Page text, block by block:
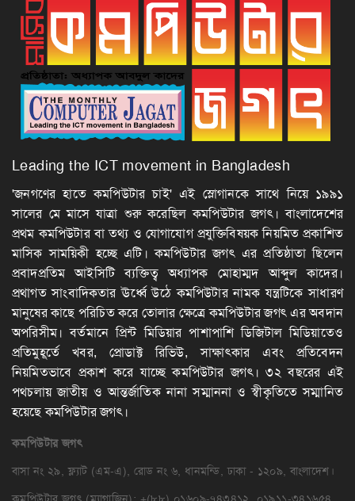
Leading the ICT movement in Bangladesh
'জনগণের হাতে কমপিউটার চাই' এই স্লোগানকে সাথে নিয়ে ১৯৯১
সালের মে মাসে যাত্রা শুরু করেছিল কমপিউটার জগৎ। বাংলাদেশের
প্রথম কমপিউটার বা তথ্য ও যোগাযোগ প্রযুক্তিবিষয়ক নিয়মিত প্রকাশিত
মাসিক সাময়িকী হচ্ছে এটি। কমপিউটার জগৎ এর প্রতিষ্ঠাতা ছিলেন
প্রবাদপ্রতিম আইসিটি ব্যক্তিত্ব অধ্যাপক মোহাম্মদ আব্দুল কাদের।
প্রথাগত সাংবাদিকতার ঊর্ধ্বে উঠে কমপিউটার নামক যন্ত্রটিকে সাধারণ
মানুষের কাছে পরিচিত করে তোলার ক্ষেত্রে কমপিউটার জগৎ এর অবদান
অপরিসীম। বর্তমানে প্রিন্ট মিডিয়ার পাশাপাশি ডিজিটাল মিডিয়াতেও
প্রতিমুহূর্তে খবর, প্রোডাক্ট রিভিউ, সাক্ষাৎকার এবং প্রতিবেদন
নিয়মিতভাবে প্রকাশ করে যাচ্ছে কমপিউটার জগৎ। ৩২ বছরের এই
পথচলায় জাতীয় ও আন্তর্জাতিক নানা সম্মাননা ও স্বীকৃতিতে সম্মানিত
হয়েছে কমপিউটার জগৎ।
কমপিউটারজগৎ
বাসা নং ২৯, ফ্ল্যাট (এম-এ), রোড নং ৬, ধানমন্ডি, ঢাকা - ১২০৯, বাংলাদেশ।